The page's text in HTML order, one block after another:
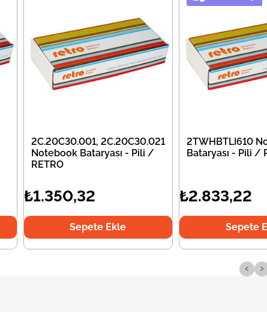
2C.20C30.001, 2C.20C30.021
Notebook Bataryası - Pili /
RETRO
₺1.350,32
Sepete Ekle
2TWHBTLI610
Bataryası - Pili /
₺2.833,22
Sepete
‹ ›